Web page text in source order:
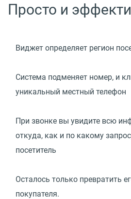
Просто и
Виджет определяет регион
Система подменяет номер, и
уникальный местный телефон
При звонке вы увидите всю
откуда, как и по какому
посетитель
Осталось только превратить
покупателя.